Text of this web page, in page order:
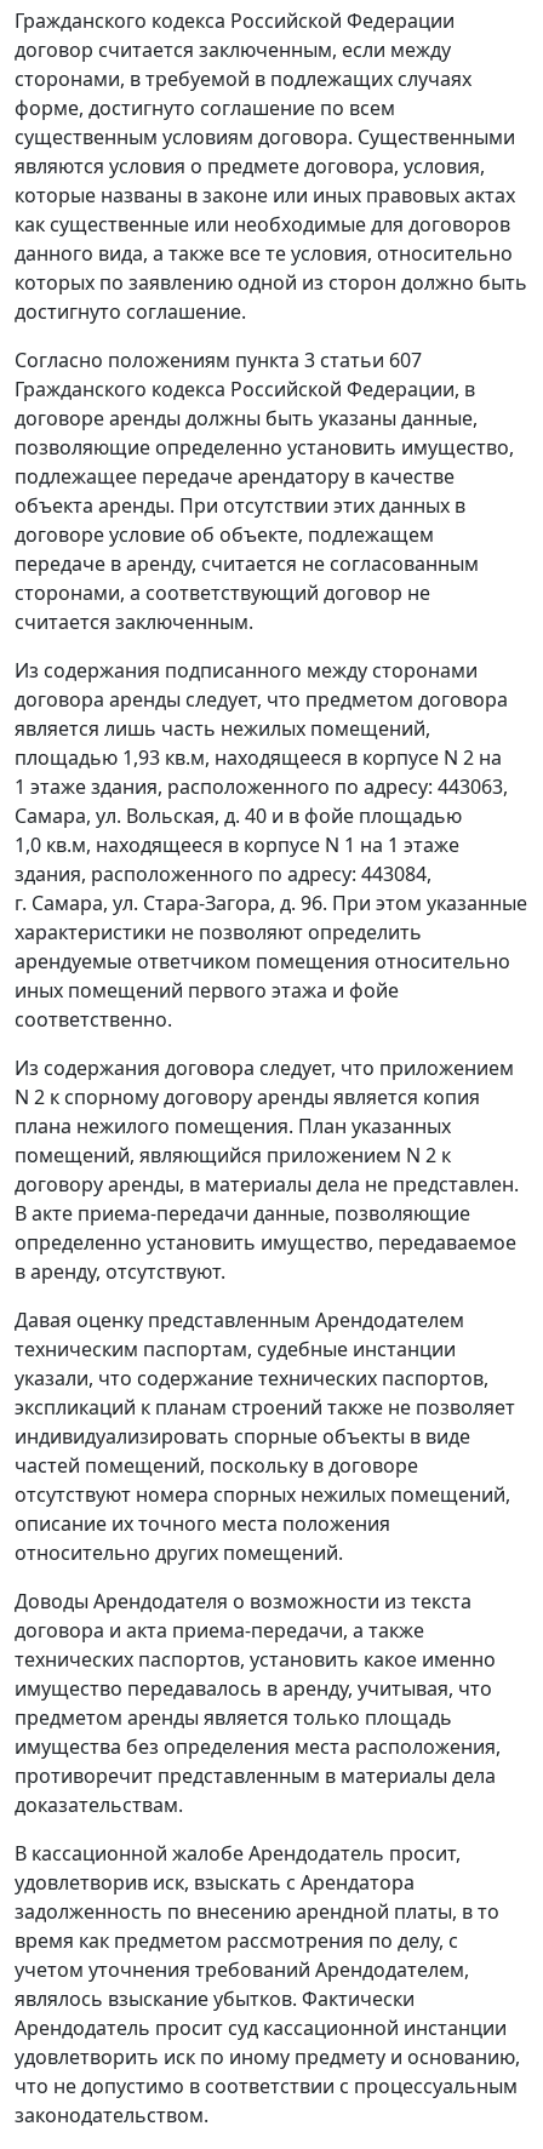
Гражданского кодекса Российской Федерации
договор считается заключенным, если между
сторонами, в требуемой в подлежащих случаях
форме, достигнуто соглашение по всем
существенным условиям договора. Существенными
являются условия о предмете договора, условия,
которые названы в законе или иных правовых актах
как существенные или необходимые для договоров
данного вида, а также все те условия, относительно
которых по заявлению одной из сторон должно быть
достигнуто соглашение.
Согласно положениям пункта 3 статьи 607
Гражданского кодекса Российской Федерации, в
договоре аренды должны быть указаны данные,
позволяющие определенно установить имущество,
подлежащее передаче арендатору в качестве
объекта аренды. При отсутствии этих данных в
договоре условие об объекте, подлежащем
передаче в аренду, считается не согласованным
сторонами, а соответствующий договор не
считается заключенным.
Из содержания подписанного между сторонами
договора аренды следует, что предметом договора
является лишь часть нежилых помещений,
площадью 1,93 кв.м, находящееся в корпусе N 2 на
1 этаже здания, расположенного по адресу: 443063,
Самара, ул. Вольская, д. 40 и в фойе площадью
1,0 кв.м, находящееся в корпусе N 1 на 1 этаже
здания, расположенного по адресу: 443084,
г. Самара, ул. Стара-Загора, д. 96. При этом указанные
характеристики не позволяют определить
арендуемые ответчиком помещения относительно
иных помещений первого этажа и фойе
соответственно.
Из содержания договора следует, что приложением
N 2 к спорному договору аренды является копия
плана нежилого помещения. План указанных
помещений, являющийся приложением N 2 к
договору аренды, в материалы дела не представлен.
В акте приема-передачи данные, позволяющие
определенно установить имущество, передаваемое
в аренду, отсутствуют.
Давая оценку представленным Арендодателем
техническим паспортам, судебные инстанции
указали, что содержание технических паспортов,
экспликаций к планам строений также не позволяет
индивидуализировать спорные объекты в виде
частей помещений, поскольку в договоре
отсутствуют номера спорных нежилых помещений,
описание их точного места положения
относительно других помещений.
Доводы Арендодателя о возможности из текста
договора и акта приема-передачи, а также
технических паспортов, установить какое именно
имущество передавалось в аренду, учитывая, что
предметом аренды является только площадь
имущества без определения места расположения,
противоречит представленным в материалы дела
доказательствам.
В кассационной жалобе Арендодатель просит,
удовлетворив иск, взыскать с Арендатора
задолженность по внесению арендной платы, в то
время как предметом рассмотрения по делу, с
учетом уточнения требований Арендодателем,
являлось взыскание убытков. Фактически
Арендодатель просит суд кассационной инстанции
удовлетворить иск по иному предмету и основанию,
что не допустимо в соответствии с процессуальным
законодательством.